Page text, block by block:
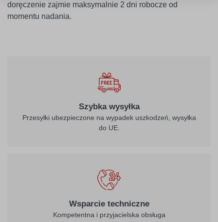
doręczenie zajmie maksymalnie 2 dni robocze od
momentu nadania.
purpurowo-
312
burgund
Szybka wysyłka
Przesyłki ubezpieczone na wypadek uszkodzeń, wysyłka
do UE.
Wsparcie techniczne
Kompetentna i przyjacielska obsługa